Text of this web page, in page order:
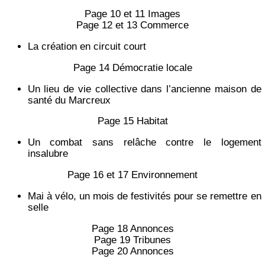
Page 10 et 11 Images
Page 12 et 13 Commerce
La création en circuit court
Page 14 Démocratie locale
Un lieu de vie collective dans l’ancienne maison de
santé du Marcreux
Page 15 Habitat
Un combat sans relâche contre le logement
insalubre
Page 16 et 17 Environnement
Mai à vélo, un mois de festivités pour se remettre en
selle
Page 18 Annonces
Page 19 Tribunes
Page 20 Annonces